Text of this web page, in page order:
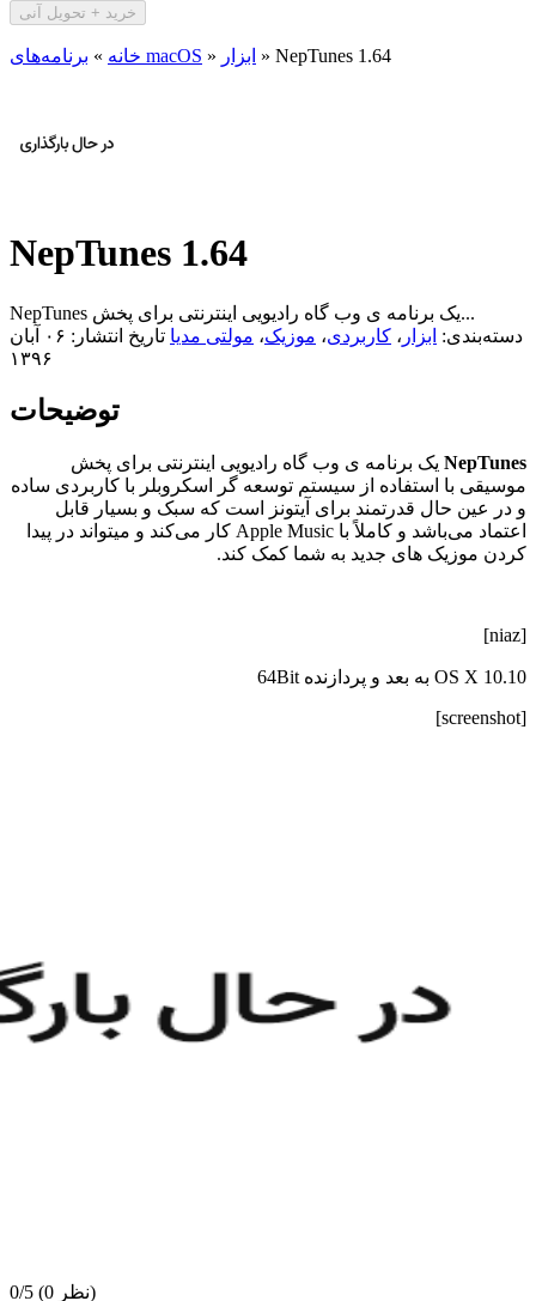
خرید + تحویل آنی
خانه » برنامه‌های macOS » ابزار » NepTunes 1.64
NepTunes 1.64
NepTunes یک برنامه ی وب گاه رادیویی اینترنتی برای پخش...
دسته‌بندی: ابزار ، کاربردی، موزیک، مولتی مدیا
تاریخ انتشار: ۰۶ آبان
۱۳۹۶
توضیحات
NepTunes یک برنامه ی وب گاه رادیویی اینترنتی برای پخش
موسیقی با استفاده از سیستم توسعه گر اسکروبلر با کاربردی ساده
و در عین حال قدرتمند برای آیتونز است که سبک و بسیار قابل
اعتماد می‌باشد و کاملاً با Apple Music کار می‌کند و میتواند در پیدا
کردن موزیک های جدید به شما کمک کند.
[niaz]
OS X 10.10 به بعد و پردازنده 64Bit
[screenshot]
0/5
(0 نظر)